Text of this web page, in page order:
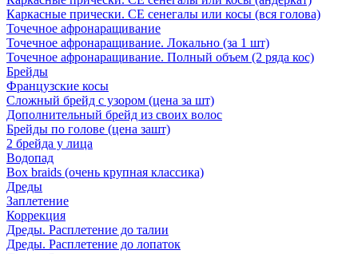
Каркасные прически. СЕ сенегалы или косы (вся голова)
Точечное афронаращивание
Точечное афронаращивание. Локально (за 1 шт)
Точечное афронаращивание. Полный объем (2 ряда кос)
Брейды
Французские косы
Сложный брейд с узором (цена за шт)
Дополнительный брейд из своих волос
Брейды по голове (цена зашт)
2 брейда у лица
Водопад
Box braids (очень крупная классика)
Дреды
Заплетение
Коррекция
Дреды. Расплетение до талии
Дреды. Расплетение до лопаток